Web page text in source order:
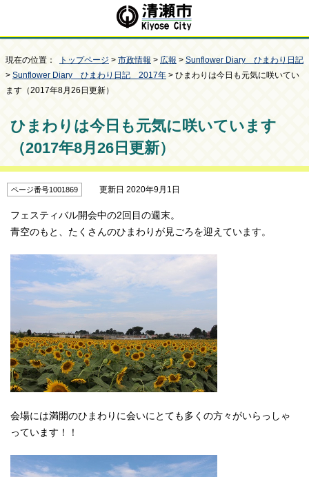
現在の位置： トップページ > 市政情報 > 広報 > Sunflower Diary ひまわり日記
> Sunflower Diary ひまわり日記 2017年 > ひまわりは今日も元気に咲いてい
ます（2017年8月26日更新）
ひまわりは今日も元気に咲いています
（2017年8月26日更新）
ページ番号1001869 更新日 2020年9月1日
フェスティバル開会中の2回目の週末。
青空のもと、たくさんのひまわりが見ごろを迎えています。
会場には満開のひまわりに会いにとても多くの方々がいらっしゃ
っています！！